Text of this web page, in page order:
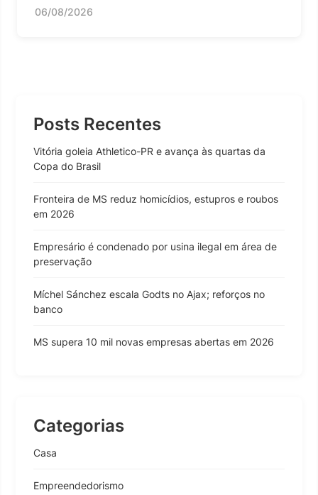
06/08/2026
Posts Recentes
Vitória goleia Athletico-PR e avança às quartas da
Copa do Brasil
Fronteira de MS reduz homicídios, estupros e roubos
em 2026
Empresário é condenado por usina ilegal em área de
preservação
Míchel Sánchez escala Godts no Ajax; reforços no
banco
MS supera 10 mil novas empresas abertas em 2026
Categorias
Casa
Empreendedorismo